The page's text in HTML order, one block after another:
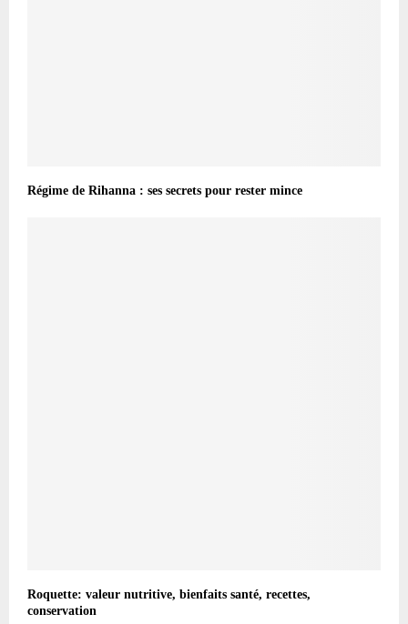
Régime de Rihanna : ses secrets pour rester mince
Roquette: valeur nutritive, bienfaits santé, recettes,
conservation